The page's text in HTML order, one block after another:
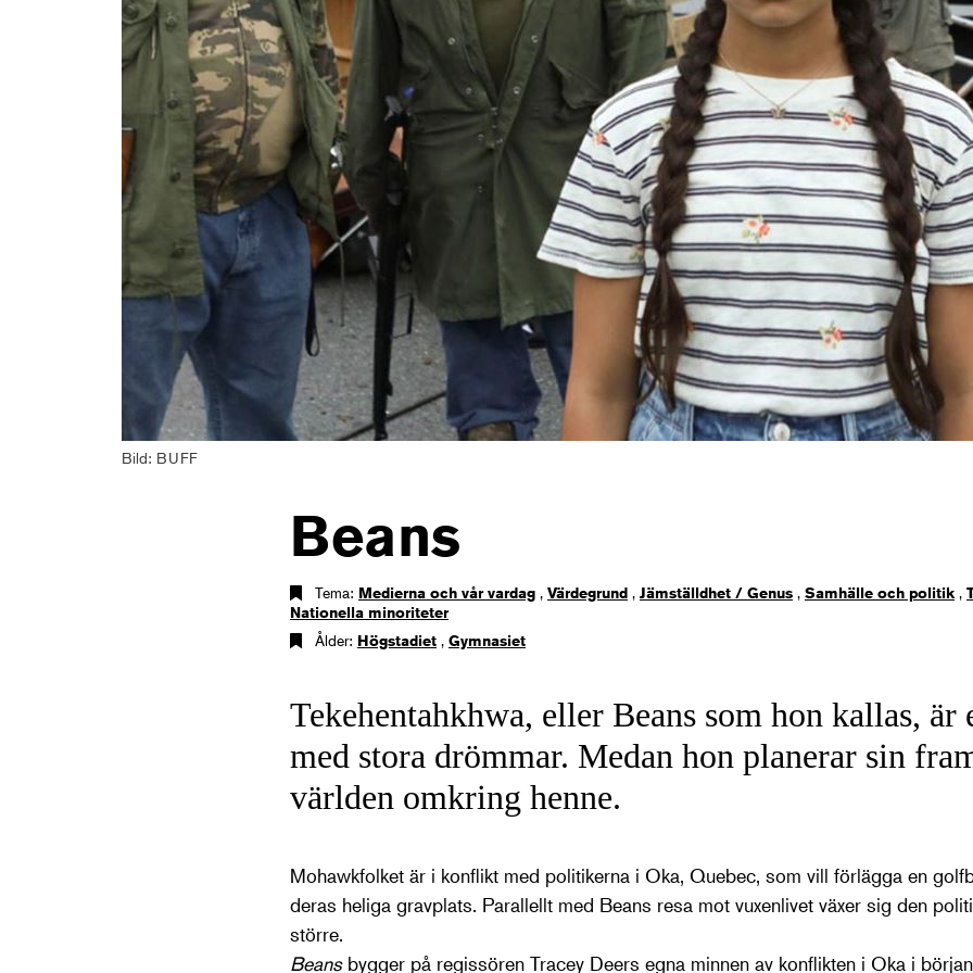
Bild: BUFF
Beans
Tema: Medierna och vår vardag , Värdegrund , Jämställdhet / Genus , Samhälle och politik ,
Nationella minoriteter
Ålder: Högstadiet , Gymnasiet
Tekehentahkhwa, eller Beans som hon kallas,
med stora drömmar. Medan hon planerar sin
världen omkring henne.
Mohawkfolket är i konflikt med politikerna i Oka, Quebec, som vill förlägga en
deras heliga gravplats. Parallellt med Beans resa mot vuxenlivet växer sig den
större.
Beansbygger på regissören Tracey Deers egna minnen av konflikten i Oka i